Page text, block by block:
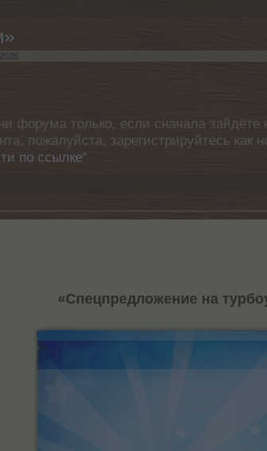
форума только, если сначала
пожалуйста, зарегистрируйтесь
по ссылке“
«Спецпредложение на